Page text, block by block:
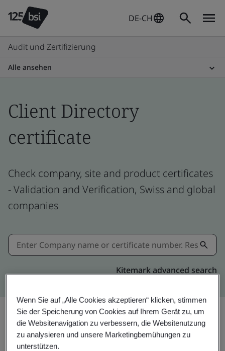
DE-CH
Audit und Zertifizierung
Alle ansehen
Client Directory
certificate
Check company, site and product certificates
- Validation and Verification, Swiss and global
companies
Kitemark advanced search
Teilen:
Wenn Sie auf „Alle Cookies akzeptieren“ klicken, stimmen
Sie der Speicherung von Cookies auf Ihrem Gerät zu, um
die Websitenavigation zu verbessern, die Websitenutzung
zu analysieren und unsere Marketingbemühungen zu
unterstützen.